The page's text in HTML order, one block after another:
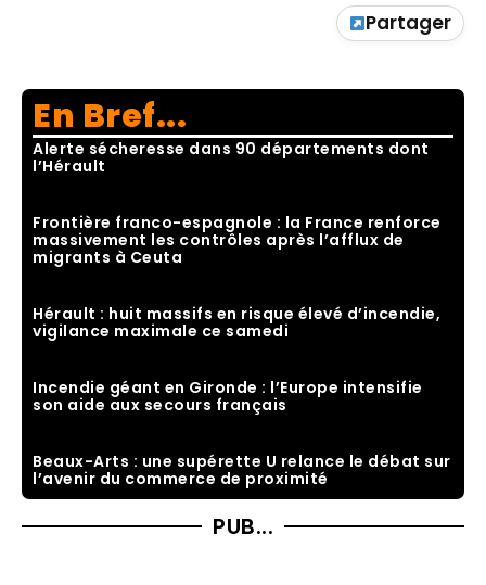
Partager
En Bref...
Alerte sécheresse dans 90 départements dont
l’Hérault
Frontière franco-espagnole : la France renforce
massivement les contrôles après l’afflux de
migrants à Ceuta
Hérault : huit massifs en risque élevé d’incendie,
vigilance maximale ce samedi
Incendie géant en Gironde : l’Europe intensifie
son aide aux secours français
Beaux-Arts : une supérette U relance le débat sur
l’avenir du commerce de proximité
PUB...